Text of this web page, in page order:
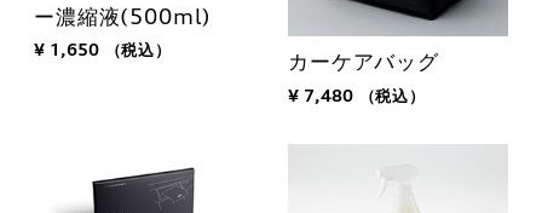
ー濃縮液(500ml)
¥ 1,650 （税込） カーケアバッグ
¥ 7,480 （税込）